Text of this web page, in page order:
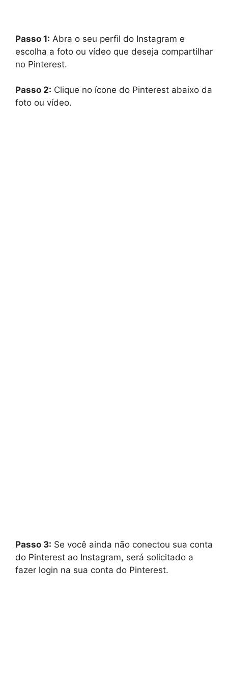
Passo 1: Abra o seu perfil do Instagram e
escolha a foto ou vídeo que deseja compartilhar
no Pinterest.
Passo 2: Clique no ícone do Pinterest abaixo da
foto ou vídeo.
Passo 3: Se você ainda não conectou sua conta
do Pinterest ao Instagram, será solicitado a
fazer login na sua conta do Pinterest.